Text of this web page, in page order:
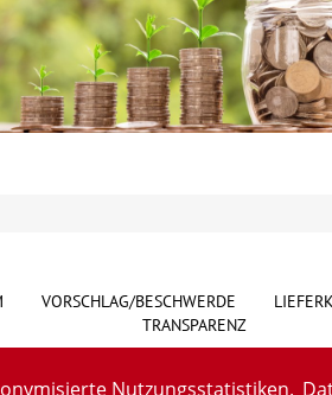
Nutzungsstatistiken.
VORSCHLAG/BESCHWERDE
TRANSPARENZ